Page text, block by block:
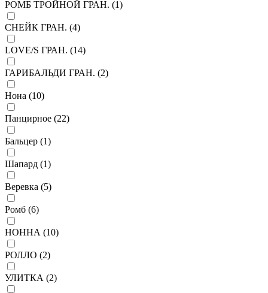
РОМБ ТРОЙНОЙ ГРАН. (1)
СНЕЙК ГРАН. (4)
LOVE/S ГРАН. (14)
ГАРИБАЛЬДИ ГРАН. (2)
Нона (10)
Панцирное (22)
Бальцер (1)
Шапард (1)
Веревка (5)
Ромб (6)
НОННА (10)
РОЛЛО (2)
УЛИТКА (2)